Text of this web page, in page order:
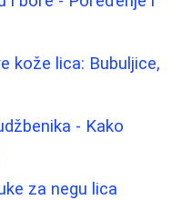
kože lica: Bubuljice,
- Kako
za negu lica